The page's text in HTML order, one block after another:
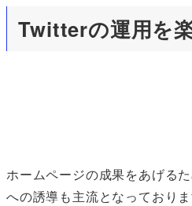
Twitterの運用を
ホームページの成果をあげる
への誘導も主流となっておりま